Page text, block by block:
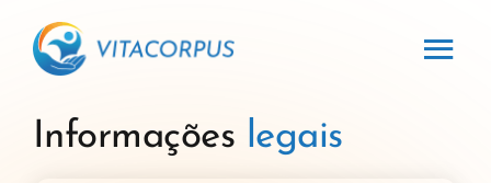
content
Home
Informações legais